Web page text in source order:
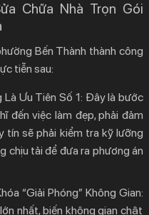
Chữa Nhà Trọn Gói
Bến Thành thành công
tiễn sau:
Ưu Tiên Số 1: Đây là bước
đến việc làm đẹp, phải đảm
tín sẽ phải kiểm tra kỹ lưỡng
chịu tải để đưa ra phương án
“Giải Phóng” Không Gian:
nhất, biến không gian chật